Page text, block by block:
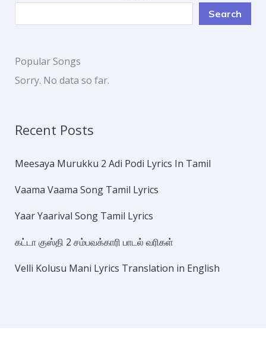
Search
Popular Songs
Sorry. No data so far.
Recent Posts
Meesaya Murukku 2 Adi Podi Lyrics In Tamil
Vaama Vaama Song Tamil Lyrics
Yaar Yaarival Song Tamil Lyrics
கட்டா குஸ்தி 2 சம்பவக்காரி பாடல் வரிகள்
Velli Kolusu Mani Lyrics Translation in English